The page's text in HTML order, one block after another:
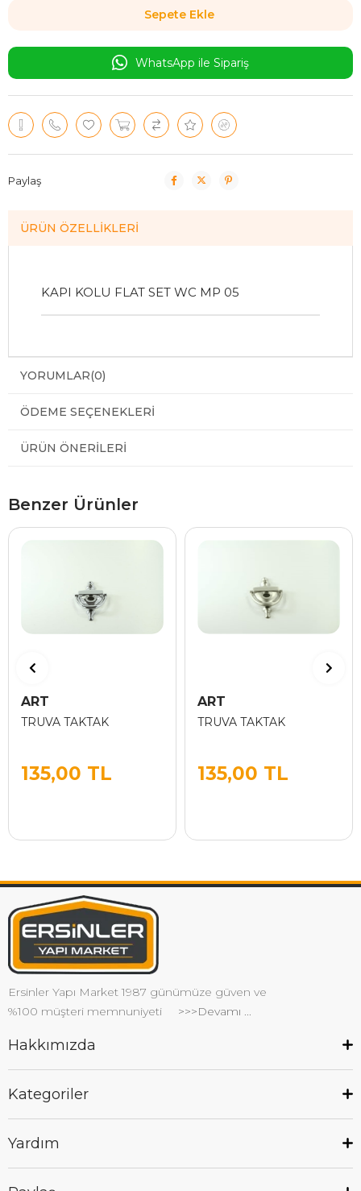
WhatsApp ile Sipariş
Paylaş
ÜRÜN ÖZELLIKLERI
KAPI KOLU FLAT SET WC MP 05
YORUMLAR(0)
ÖDEME SEÇENEKLERI
ÜRÜN ÖNERILERI
Benzer Ürünler
ART
TRUVA TAKTAK
135,00 TL
ART
TRUVA TAKTAK
135,00 TL
Ersinler Yapı Market 1987 günümüze güven ve
%100 müşteri memnuniyeti
>>>Devamı ...
Hakkımızda
Kategoriler
Yardım